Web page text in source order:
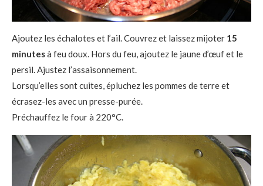
Ajoutez les échalotes et l’ail. Couvrez et laissez mijoter 15
minutesà feu doux. Hors du feu, ajoutez le jaune d’œuf et le
persil. Ajustez l’assaisonnement.
Lorsqu’elles sont cuites, épluchez les pommes de terre et
écrasez-les avec un presse-purée.
Préchauffez le four à 220°C.